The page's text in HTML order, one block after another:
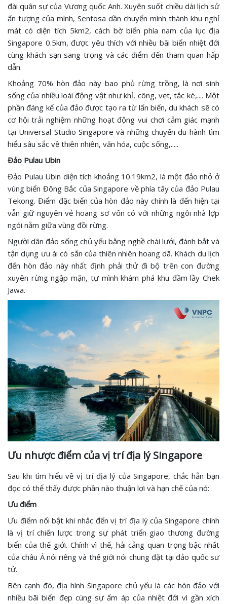
đài quân sự của Vương quốc Anh. Xuyên suốt chiều dài lịch sử
ấn tượng của mình, Sentosa dần chuyển mình thành khu nghỉ
mát có diện tích 5km2, cách bờ biển phía nam của lục địa
Singapore 0.5km, được yêu thích với nhiều bãi biển nhiệt đới
cùng khách sạn sang trọng và các điểm đến tham quan hấp
dẫn.
Khoảng 70% hòn đảo này bao phủ rừng trồng, là nơi sinh
sống của nhiều loài động vật như khỉ, công, vẹt, tắc kè,.... Một
phần đáng kể của đảo được tạo ra từ lấn biến, du khách sẽ có
cơ hội trải nghiệm những hoạt động vui chơi cảm giác mạnh
tại Universal Studio Singapore và những chuyến du hành tìm
hiểu sâu sắc về thiên nhiên, văn hóa, cuộc sống,.....
Đảo Pulau Ubin
Đảo Pulau Ubin diện tích khoảng 10.19km2, là một đảo nhỏ ở
vùng biển Đông Bắc của Singapore về phía tây của đảo Pulau
Tekong. Điểm đặc biển của hòn đảo này chính là đến hiện tại
vẫn giữ nguyên vẻ hoang sơ vốn có với những ngôi nhà lợp
ngói nằm giữa vùng đồi rừng.
Người dân đảo sống chủ yếu bằng nghề chài lưới, đánh bắt và
tận dụng ưu ái có sẵn của thiên nhiên hoang dã. Khách du lịch
đến hòn đảo này nhất định phải thử đi bộ trên con đường
xuyên rừng ngập mặn, tự mình khám phá khu đầm lầy Chek
Jawa.
Ưu nhược điểm của vị trí địa lý Singapore
Sau khi tìm hiểu về vị trí địa lý của Singapore, chắc hẳn bạn
đọc có thể thấy được phần nào thuận lợi và hạn chế của nó:
Ưu điểm
Ưu điểm nổi bật khi nhắc đến vị trí địa lý của Singapore chính
là vị trí chiến lược trong sự phát triển giao thương đường
biển của thế giới. Chính vì thế, hải cảng quan trọng bậc nhất
của châu Á nói riêng và thế giới nói chung đặt tại đảo quốc sư
tử.
Bên cạnh đó, địa hình Singapore chủ yếu là các hòn đảo với
nhiều bãi biển đẹp cùng sự ấm áp của nhiệt đới vì gần xích